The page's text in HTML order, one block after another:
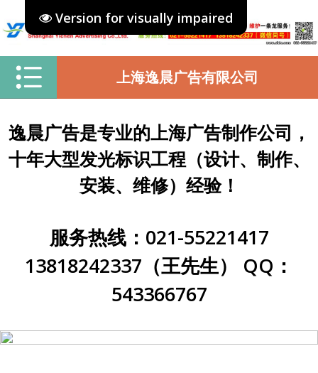
Version for visually impaired
上海逸晨广告有限公司
逸晨广告是专业的上海广告制作公司，
十年大型发光标识工程（设计、制作、
安装、维修）经验！
服务热线：021-55221417
13818242337（王先生） QQ：
543366767